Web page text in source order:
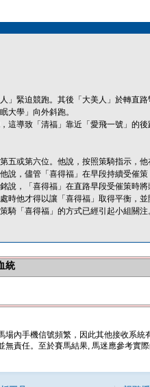
緊迫競跑。其後「大美人」於轉直路
大學」向外斜跑。
導致「清福」靠近「愛飛一號」的後
五或第六位。他說，按照策騎指示，
說，儘管「喜得福」在早段持續受催
說，「喜得福」在直路早段受催策時
他才得以讓「喜得福」取得平衡，並
「喜得福」的方式已經引起小組關注
統
內手機信號頻繁，因此其他接收系統
責任。至於賽馬結果, 馬迷應參考實際